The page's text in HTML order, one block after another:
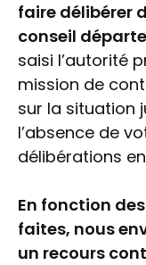
faire délibérer
conseil
saisi l’autorité
mission de
sur la situation
l’absence de
délibérations
En fonction
faites, nous
un recours